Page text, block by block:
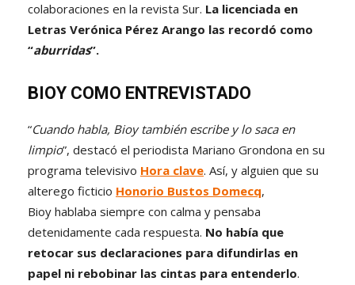
colaboraciones en la revista Sur. La licenciada en
Letras Verónica Pérez Arango las recordó como
“aburridas”.
BIOY COMO ENTREVISTADO
“Cuando habla, Bioy también escribe y lo saca en
limpio”, destacó el periodista Mariano Grondona en su
programa televisivo Hora clave. Así, y alguien que su
alterego ficticio Honorio Bustos Domecq,
Bioy hablaba siempre con calma y pensaba
detenidamente cada respuesta. No había que
retocar sus declaraciones para difundirlas en
papel ni rebobinar las cintas para entenderlo.